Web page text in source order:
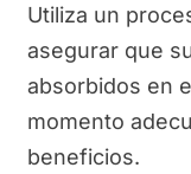
Utiliza un
asegurar que
absorbidos en
momento
beneficios.